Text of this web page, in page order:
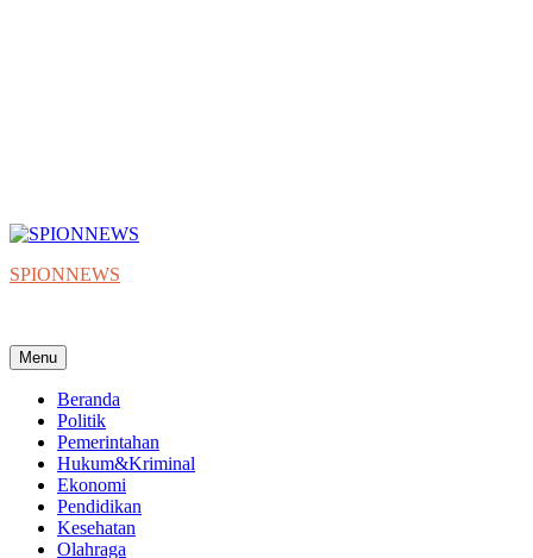
SPIONNEWS
Menu
Beranda
Politik
Pemerintahan
Hukum&Kriminal
Ekonomi
Pendidikan
Kesehatan
Olahraga